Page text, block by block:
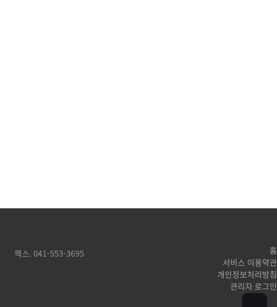
팩스. 041-553-3695
홈
서비스 이용약관
개인정보처리방침
관리자 로그인